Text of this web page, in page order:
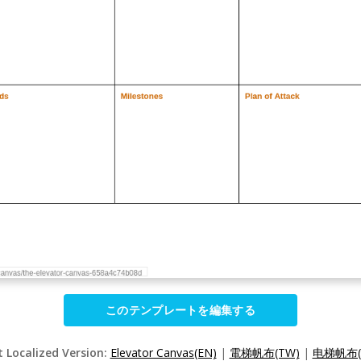
このテンプレートを編集する
Localized Version: Elevator Canvas(EN) | 電梯帆布(TW) | 电梯帆布